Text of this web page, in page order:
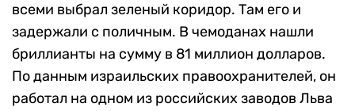
всеми выбрал зеленый коридор. Там его и
задержали с поличным. В чемоданах нашли
бриллианты на сумму в 81 миллион долларов.
По данным израильских правоохранителей, он
работал на одном из российских заводов Льва